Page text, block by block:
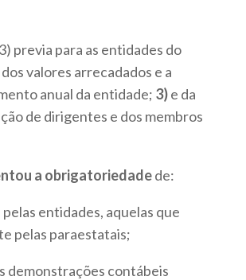
previa para as entidades do
dos valores arrecadados e a
anual da entidade; 3)e da
de dirigentes e dos membros
a obrigatoriedadede:
entidades, aquelas que
pelas paraestatais;
contábeis